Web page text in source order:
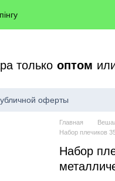
только оптом
оферты
Главная
Набор плечиков
Набор